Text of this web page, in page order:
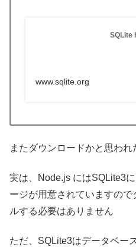
SQLite
www.sqlite.org
またダウンロードかと思わ
実は、Node.js にはSQLite3
ージが用意されていますの
ルする必要はありません
ただ、SQLite3はデータベー